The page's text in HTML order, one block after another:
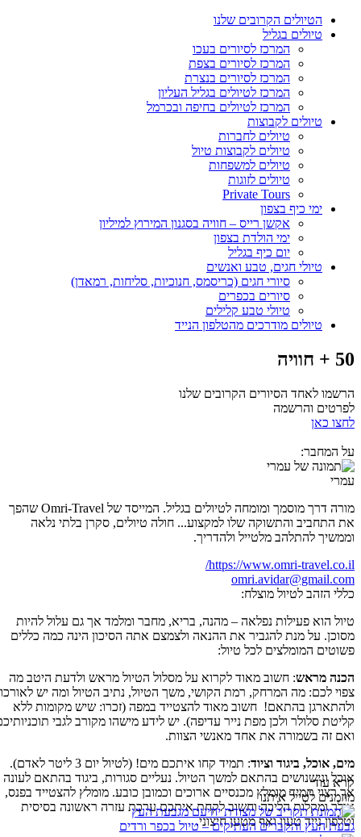
הטיולים הקרובים שלנו
טיולים בגליל
המרכז לסיורים בעכו
המרכז לסיורים בצפת
המרכז לסיורים בנצרת
המרכז לטיולים בגליל העליון
המרכז לטיולים בחיפה ובכרמל
טיולים לקבוצות
טיולים לחברות
טיולים לקבוצות טיול
טיולים למשפחות
טיולים לזוגות
Private Tours
ימי כיף בצפון
אקשן רייס – חוויה בסגנון המירוץ למיליון
ימי הולדת בצפון
יום כיף בגליל
טיולי חגים, טבע ואנשים
סיורי חגים (כריסמס, חנוכיות, סליחות, רמאדן)
סיורים בכפרים
טיולי טבע קלילים
טיולים מודרכים מהטלפון הנייד
50 + חוויה
הרשמו לאחד הסיורים הקרובים שלנו
לפרטים והרשמה
לחצו כאן
על המחבר:
עמרי
מורה דרך מוסמך ומומחה לטיולים בגליל. המייסד של Omri-Travel שהפך
את התחביב והתשוקה שלו למקצוע... חולה טיולים, סקרן בלתי נלאה
וממשיך להתלהב מלטייל ולהדריך.
https://www.omri-travel.co.il/
omri.avidar@gmail.com
כללי הזהב לטיול מוצלח:
טיול הוא פעילות נפלאה – מהנה, בריא, מחבר ומלמד אך גם עלול להיות
מסוכן. על מנת להגביר את ההנאה ולצמצם אתה הסיכון הינה כמה כללים
פשוטים המומלצים לכל טיול:
הכנה מראש: חשוב מאוד לקרוא על מסלול הטיול מראש ולדעת היטב מה
צפוי לכם: מה המרחק, רמת הקושי, משך הטיול, נתיב הטיול ומה יש לאורכו
ולהתארגן בהתאם! חשוב מאוד להצטייד במפה (זכרו: שיש מקומות ללא
קליטת סלולר ולכן מפת נייר עדיפה). יש לידע מישהו מקורב לגבי תוכניותיכם
ואם זה בשמורה את אחד מאנשי הצוות.
מים, אוכל, ביגוד וציוד
: תמיד קחו איתכם מים! (לטיול יום 3 ליטר לאדם).
אוכל ונישנושים בהתאם למשך הטיול. נעליים סגורות, ביגוד בהתאם לעונה
אך רצוי תמיד מומלץ מכנסיים ארוכים וכמובן כובע. מומלץ להצטייד בפנס,
אולר ומקלות הליכה וחשוב לקחת איתכם ערכת עזרה ראשונה בסיסית
וטלפון נייד טעון ואף מטען חיצוני.
קרא עוד
מוזמנים לטייל איתנו
גבעת העץ והקברים העתיקים – טיול בכפר ורדים